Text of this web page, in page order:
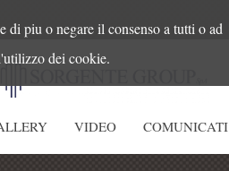
VIDEO COMUNICATI
di piu o negare il consenso a tutti o ad
dei cookie.